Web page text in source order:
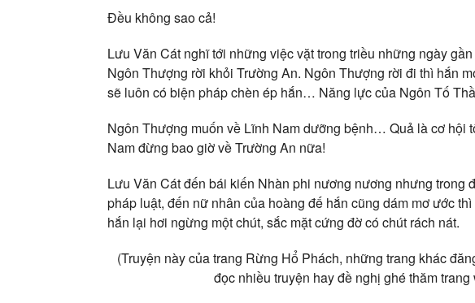
Đều không sao cả!
Lưu Văn Cát nghĩ tới những việc vặt trong triều những ngày
Ngôn Thượng rời khỏi Trường An. Ngôn Thượng rời đi thì hắn
sẽ luôn có biện pháp chèn ép hắn… Năng lực của Ngôn Tố
Ngôn Thượng muốn về Lĩnh Nam dưỡng bệnh… Quả là cơ hội
Nam đừng bao giờ về Trường An nữa!
Lưu Văn Cát đến bái kiến Nhàn phi nương nương nhưng trong
pháp luật, đến nữ nhân của hoàng đế hắn cũng dám mơ ước
hắn lại hơi ngừng một chút, sắc mặt cứng đờ có chút rách nát.
(Truyện này của trang Rừng Hổ Phách, những trang khác
đọc nhiều truyện hay đề nghị ghé thăm